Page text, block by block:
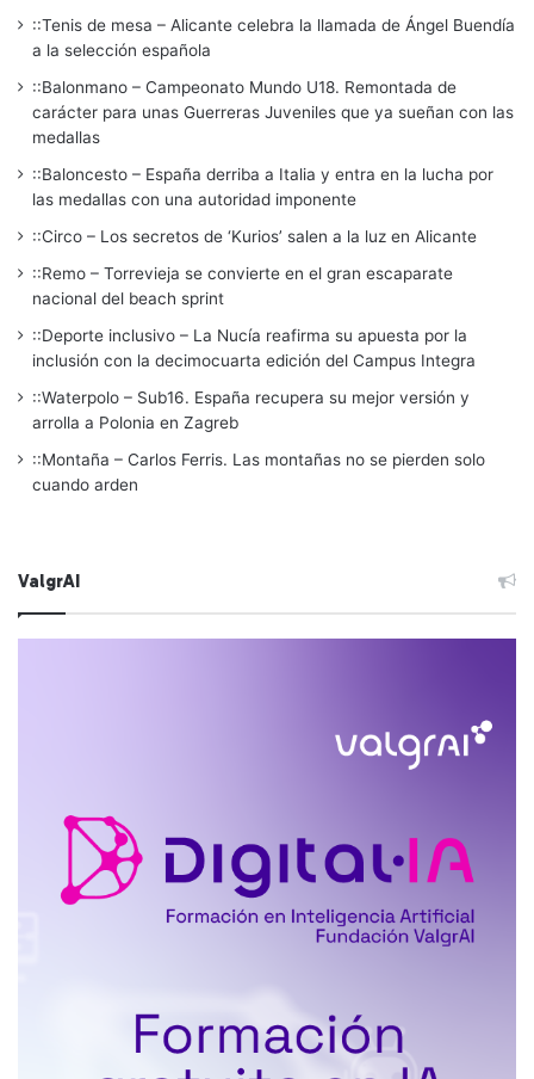
::Tenis de mesa – Alicante celebra la llamada de Ángel Buendía
a la selección española
::Balonmano – Campeonato Mundo U18. Remontada de
carácter para unas Guerreras Juveniles que ya sueñan con las
medallas
::Baloncesto – España derriba a Italia y entra en la lucha por
las medallas con una autoridad imponente
::Circo – Los secretos de ‘Kurios’ salen a la luz en Alicante
::Remo – Torrevieja se convierte en el gran escaparate
nacional del beach sprint
::Deporte inclusivo – La Nucía reafirma su apuesta por la
inclusión con la decimocuarta edición del Campus Integra
::Waterpolo – Sub16. España recupera su mejor versión y
arrolla a Polonia en Zagreb
::Montaña – Carlos Ferris. Las montañas no se pierden solo
cuando arden
ValgrAI